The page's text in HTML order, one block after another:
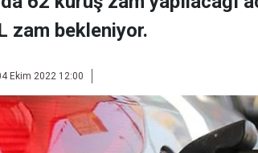
zam bekleniyor.
Ekim 2022 12:00